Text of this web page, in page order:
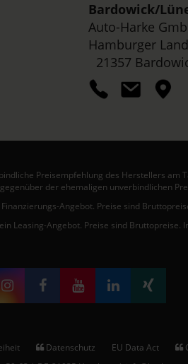
Bardowick/
Auto-Harke
Hamburger
21357
Preisempfehlung des Herstellers am
der ehemaligen unverbindlichen
Angebot. Preise sind
Leasing-Angebot. Preise sind Bruttopreise.
Datenschutz EU Data Act